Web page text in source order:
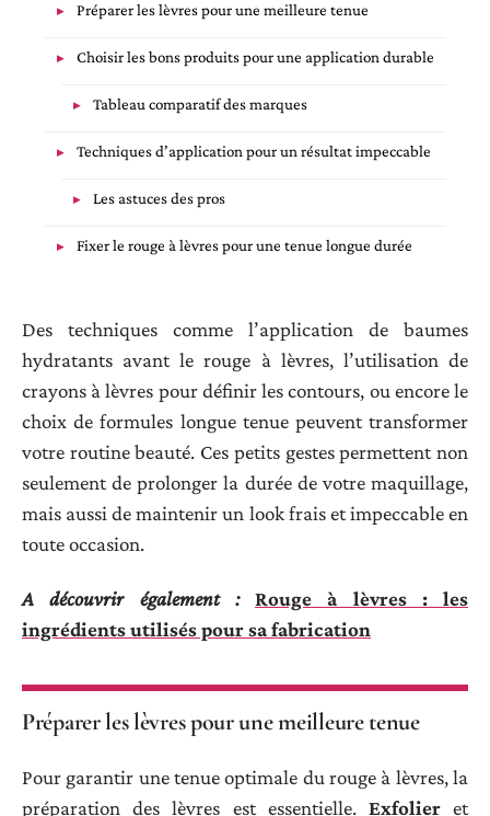
Préparer les lèvres pour une meilleure tenue
Choisir les bons produits pour une application durable
Tableau comparatif des marques
Techniques d’application pour un résultat impeccable
Les astuces des pros
Fixer le rouge à lèvres pour une tenue longue durée
Des techniques comme l’application de baumes
hydratants avant le rouge à lèvres, l’utilisation de
crayons à lèvres pour définir les contours, ou encore le
choix de formules longue tenue peuvent transformer
votre routine beauté. Ces petits gestes permettent non
seulement de prolonger la durée de votre maquillage,
mais aussi de maintenir un look frais et impeccable en
toute occasion.
A découvrir également :
Rouge à lèvres : les
ingrédients utilisés pour sa fabrication
Préparer les lèvres pour une meilleure tenue
Pour garantir une tenue optimale du rouge à lèvres, la
préparation des lèvres est essentielle. Exfolieret